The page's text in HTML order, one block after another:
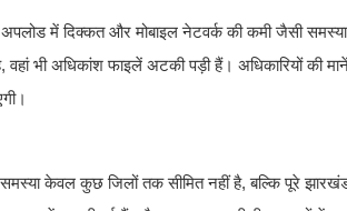
अपलोड में दिक्कत और मोबाइल नेटवर्क की कमी जैसी
वहां भी अधिकांश फाइलें अटकी पड़ी हैं। अधिकारियों की
समस्या केवल कुछ जिलों तक सीमित नहीं है, बल्कि पूरे